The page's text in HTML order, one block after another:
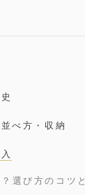
べ方・収納
選び方のコツ